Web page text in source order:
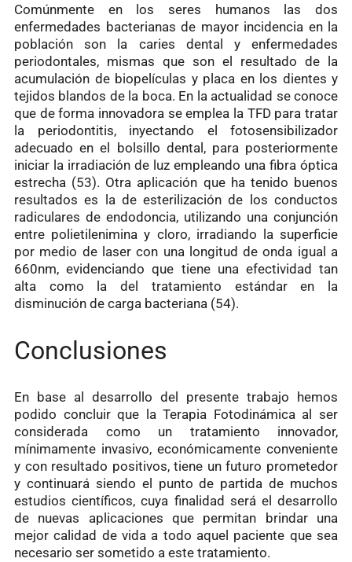
Comúnmente en los seres humanos las dos
enfermedades bacterianas de mayor incidencia en la
población son la caries dental y enfermedades
periodontales, mismas que son el resultado de la
acumulación de biopelículas y placa en los dientes y
tejidos blandos de la boca. En la actualidad se conoce
que de forma innovadora se emplea la TFD para tratar
la periodontitis, inyectando el fotosensibilizador
adecuado en el bolsillo dental, para posteriormente
iniciar la irradiación de luz empleando una fibra óptica
estrecha (53). Otra aplicación que ha tenido buenos
resultados es la de esterilización de los conductos
radiculares de endodoncia, utilizando una conjunción
entre polietilenimina y cloro, irradiando la superficie
por medio de laser con una longitud de onda igual a
660nm, evidenciando que tiene una efectividad tan
alta como la del tratamiento estándar en la
disminución de carga bacteriana (54).
Conclusiones
En base al desarrollo del presente trabajo hemos
podido concluir que la Terapia Fotodinámica al ser
considerada como un tratamiento innovador,
mínimamente invasivo, económicamente conveniente
y con resultado positivos, tiene un futuro prometedor
y continuará siendo el punto de partida de muchos
estudios científicos, cuya finalidad será el desarrollo
de nuevas aplicaciones que permitan brindar una
mejor calidad de vida a todo aquel paciente que sea
necesario ser sometido a este tratamiento.